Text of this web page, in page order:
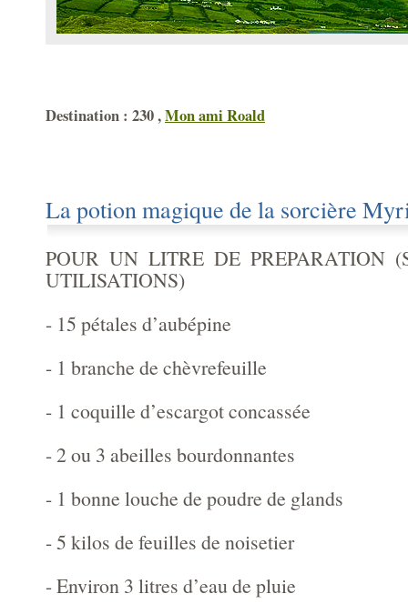
Destination : 230 ,Mon ami Roald
La potion magique de la sorcière
POUR UN LITRE DE PREPARATION
UTILISATIONS)
- 15 pétales d’aubépine
- 1 branche de chèvrefeuille
- 1 coquille d’escargot concassée
- 2 ou 3 abeilles bourdonnantes
- 1 bonne louche de poudre de glands
- 5 kilos de feuilles de noisetier
- Environ 3 litres d’eau de pluie